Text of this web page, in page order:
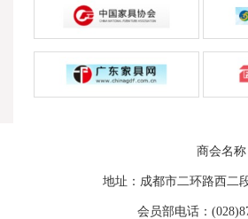
商会名
地址：成都市二环路西二
会员部电话：